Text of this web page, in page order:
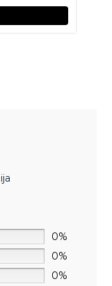
0%
0%
0%